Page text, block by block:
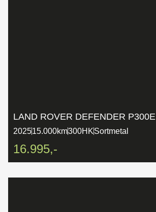
LAND ROVER DEFENDER P300E
202515.000km300HKSortmetal
16.995,-